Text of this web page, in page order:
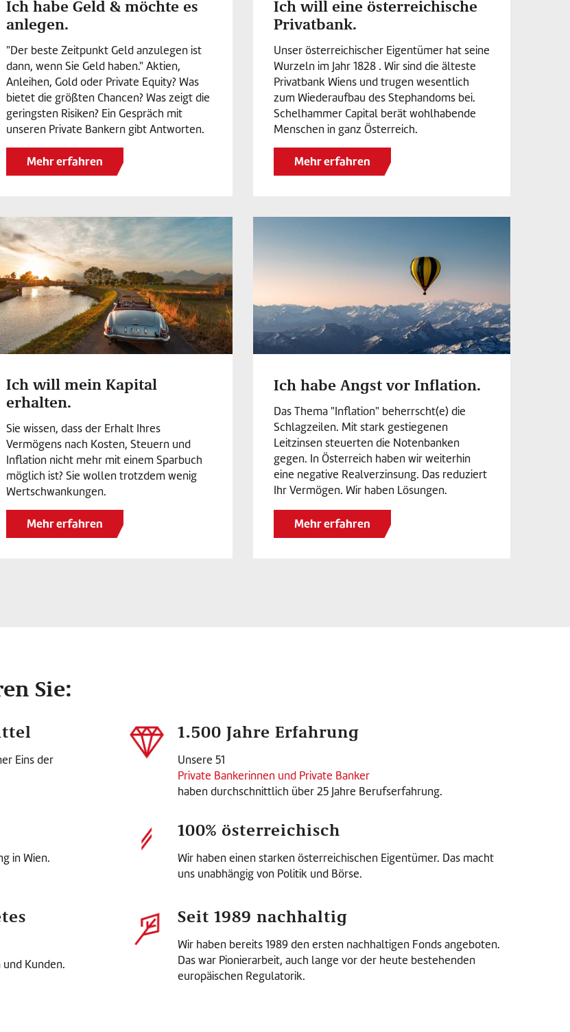
Ich habe Geld & möchte es
anlegen.
"Der beste Zeitpunkt Geld anzulegen ist
dann, wenn Sie Geld haben." Aktien,
Anleihen, Gold oder Private Equity? Was
bietet die größten Chancen? Was zeigt die
geringsten Risiken? Ein Gespräch mit
unseren Private Bankern gibt Antworten.
Mehr erfahren
Ich will eine österreichische
Privatbank.
Unser österreichischer Eigentümer hat seine
Wurzeln im Jahr 1828 . Wir sind die älteste
Privatbank Wiens und trugen wesentlich
zum Wiederaufbau des Stephandoms bei.
Schelhammer Capital berät wohlhabende
Menschen in ganz Österreich.
Mehr erfahren
Ich will mein Kapital
erhalten.
Sie wissen, dass der Erhalt Ihres
Vermögens nach Kosten, Steuern und
Inflation nicht mehr mit einem Sparbuch
möglich ist? Sie wollen trotzdem wenig
Wertschwankungen.
Mehr erfahren
Ich habe Angst vor Inflation.
Das Thema "Inflation" beherrscht(e) die
Schlagzeilen. Mit stark gestiegenen
Leitzinsen steuerten die Notenbanken
gegen. In Österreich haben wir weiterhin
eine negative Realverzinsung. Das reduziert
Ihr Vermögen. Wir haben Lösungen.
Mehr erfahren
Sie:
Eins der
1.500 Jahre Erfahrung
Unsere 51
Private Bankerinnen und Private Banker
haben durchschnittlich über 25 Jahre Berufserfahrung.
in Wien.
100% österreichisch
Wir haben einen starken österreichischen Eigentümer. Das macht
uns unabhängig von Politik und Börse.
Kunden.
Seit 1989 nachhaltig
Wir haben bereits 1989 den ersten nachhaltigen Fonds angeboten.
Das war Pionierarbeit, auch lange vor der heute bestehenden
europäischen Regulatorik.